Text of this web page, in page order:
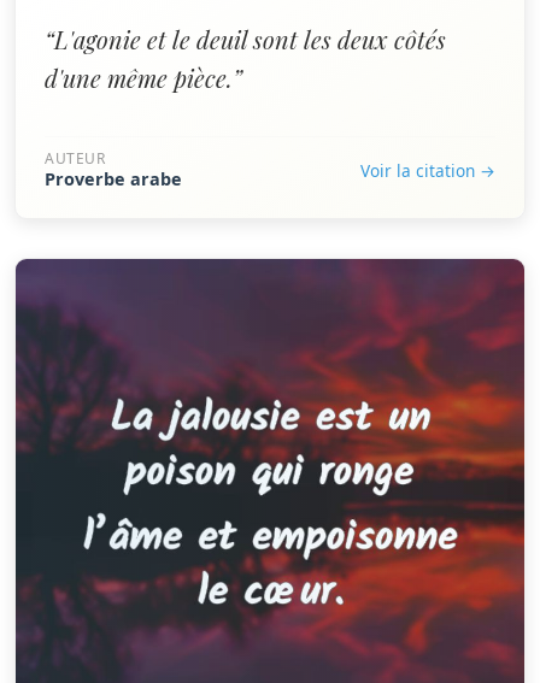
“L'agonie et le deuil sont les deux côtés
d'une même pièce.”
AUTEUR
Proverbe arabe Voir la citation →